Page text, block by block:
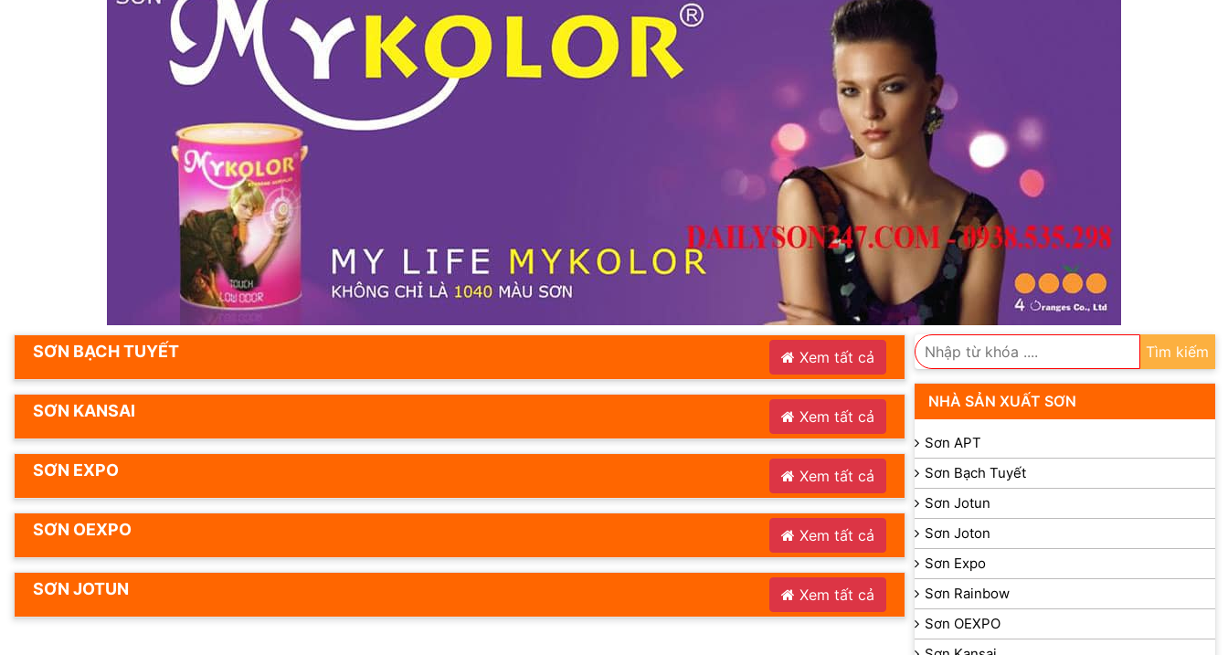
SƠN BẠCH TUYẾT Xem tất cả
SƠN KANSAI Xem tất cả
SƠN EXPO Xem tất cả
SƠN OEXPO Xem tất cả
SƠN JOTUN Xem tất cả
Tìm kiếm
NHÀ SẢN XUẤT SƠN
Sơn APT
Sơn Bạch Tuyết
Sơn Jotun
Sơn Joton
Sơn Expo
Sơn Rainbow
Sơn OEXPO